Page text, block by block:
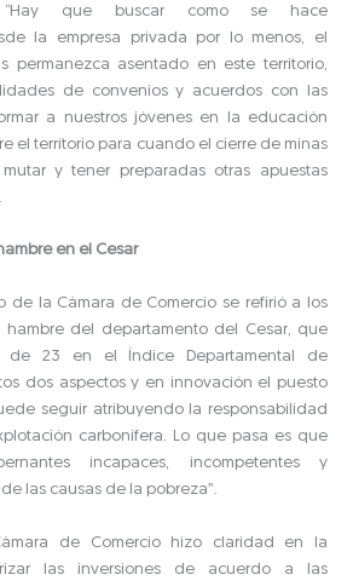
“Hay que buscar como se hace
la empresa privada por lo menos, el
permanezca asentado en este territorio,
de convenios y acuerdos con las
a nuestros jóvenes en la educación
el territorio para cuando el cierre de minas
y tener preparadas otras apuestas
en el Cesar
de la Cámara de Comercio se refirió a los
del departamento del Cesar, que
de 23 en el Índice Departamental de
dos aspectos y en innovación el puesto
seguir atribuyendo la responsabilidad
carbonífera. Lo que pasa es que
incapaces, incompetentes y
las causas de la pobreza”.
de Comercio hizo claridad en la
las inversiones de acuerdo a las